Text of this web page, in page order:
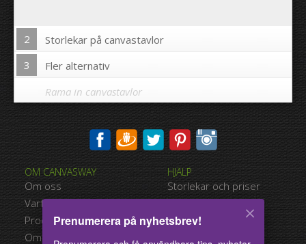
2
Storlekar på canvastavlor
3
Fler alternativ
Skriva ut bilden på kanterna av din canvastavla:
Nej
Rama in canvastavlor
OM CANVASWAY
Om oss
Varför Canvasway.com
Produktkvalitet
Omdömen
HJÄLP
Storlekar och priser
Betalningsalternativ
Typer av leverans
Användarvillkor
Prenumerera på nyhetsbrev!